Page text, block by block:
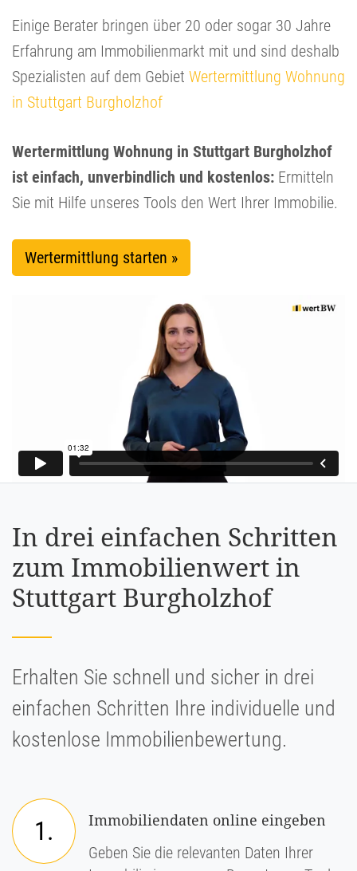
Einige Berater bringen über 20 oder sogar 30 Jahre
Erfahrung am Immobilienmarkt mit und sind deshalb
Spezialisten auf dem Gebiet Wertermittlung Wohnung
in Stuttgart Burgholzhof
Wertermittlung Wohnung in Stuttgart Burgholzhof
ist einfach, unverbindlich und kostenlos: Ermitteln
Sie mit Hilfe unseres Tools den Wert Ihrer Immobilie.
Wertermittlung starten »
In drei einfachen Schritten
zum Immobilienwert in
Stuttgart Burgholzhof
Erhalten Sie schnell und sicher in drei
einfachen Schritten Ihre individuelle und
kostenlose Immobilienbewertung.
1.
Immobiliendaten online eingeben
Geben Sie die relevanten Daten Ihrer